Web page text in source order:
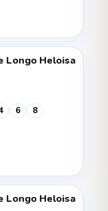
Longo Heloisa
6 8
Longo Heloisa